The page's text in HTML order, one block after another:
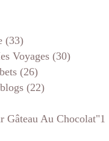
(33)
Voyages (30)
(26)
(22)
Gâteau Au Chocolat"1